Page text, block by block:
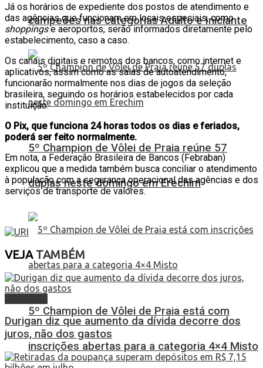
campeões nas categorias Adulto e Iniciante
5º Champion de Vôlei de Praia reúne 57
duplas neste domingo em Erechim
5º Champion de Vôlei de Praia está com
inscrições abertas para a categoria 4×4 Misto
Já os horários de expediente dos postos de atendimento e
das agências que funcionam em locais especiais, como
shoppingse aeroportos, serão informados diretamente pelo
estabelecimento, caso a caso.
Os canais digitais e remotos dos bancos, como internet e
aplicativos, assim como as salas de autoatendimento,
funcionarão normalmente nos dias de jogos da seleção
brasileira, seguindo os horários estabelecidos por cada
instituição.
O Pix, que funciona 24 horas todos os dias e feriados,
poderá ser feito normalmente.
Em nota, a Federação Brasileira de Bancos (Febraban)
explicou que a medida também busca conciliar o atendimento
à população com a segurança operacional das agências e dos
serviços de transporte de valores.
VEJATAMBÉM
Durigan diz que aumento da dívida decorre dos
juros, não dos gastos